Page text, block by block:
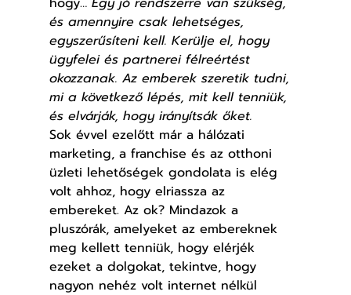
és amennyire csak lehetséges,
egyszerűsíteni kell. Kerülje el, hogy
ügyfelei és partnerei félreértést
okozzanak. Az emberek szeretik tudni,
mi a következő lépés, mit kell tenniük,
és elvárják, hogy irányítsák őket.
Sok évvel ezelőtt már a hálózati
marketing, a franchise és az otthoni
üzleti lehetőségek gondolata is elég
volt ahhoz, hogy elriassza az
embereket. Az ok? Mindazok a
pluszórák, amelyeket az embereknek
meg kellett tenniük, hogy elérjék
ezeket a dolgokat, tekintve, hogy
nagyon nehéz volt internet nélkül